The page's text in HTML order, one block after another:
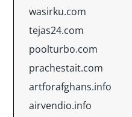
wasirku.com
tejas24.com
poolturbo.com
prachestait.com
artforafghans.info
airvendio.info